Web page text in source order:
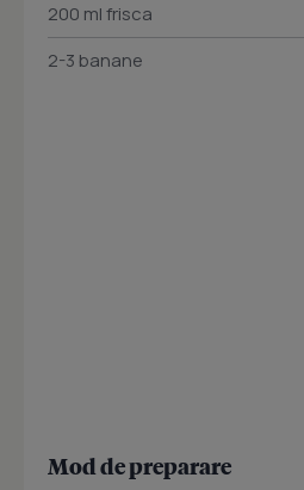
200 ml frisca
2-3 banane
Mod de preparare